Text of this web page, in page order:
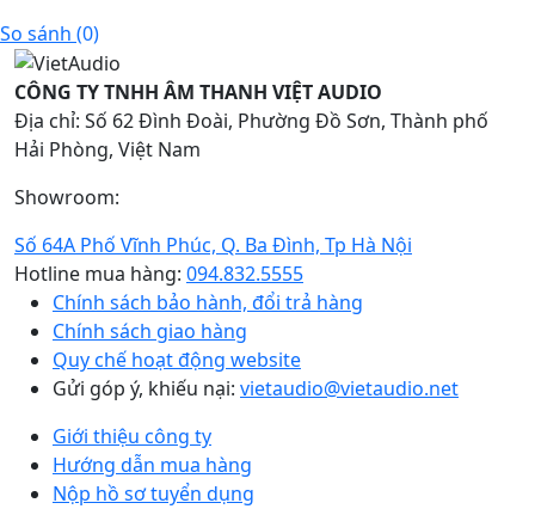
So sánh (0)
CÔNG TY TNHH ÂM THANH VIỆT AUDIO
Địa chỉ: Số 62 Đình Đoài, Phường Đồ Sơn, Thành phố
Hải Phòng, Việt Nam
Showroom:
Số 64A Phố Vĩnh Phúc, Q. Ba Đình, Tp Hà Nội
Hotline mua hàng: 094.832.5555
Chính sách bảo hành, đổi trả hàng
Chính sách giao hàng
Quy chế hoạt động website
Gửi góp ý, khiếu nại: vietaudio@vietaudio.net
Giới thiệu công ty
Hướng dẫn mua hàng
Nộp hồ sơ tuyển dụng